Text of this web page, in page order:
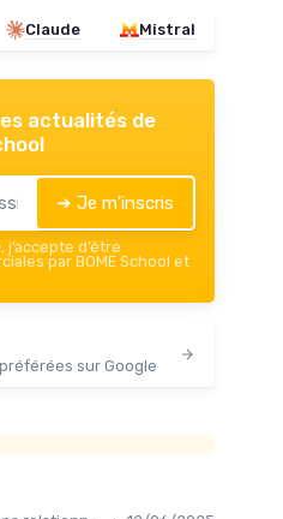
Claude Mistral
actualités de
➔ Je m'inscris
d’être
par BOME School et
sur Google